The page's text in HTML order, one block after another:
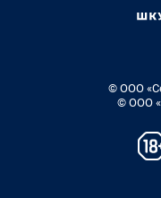
© ООО
© ООО